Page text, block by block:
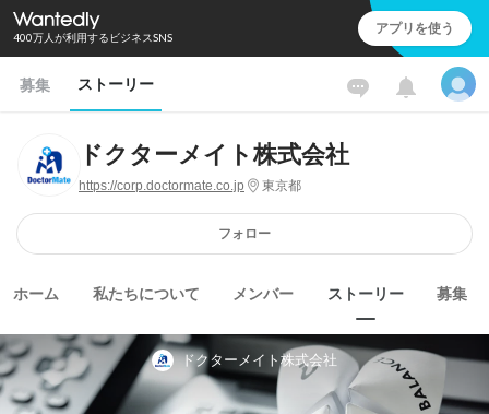
400万人が利用するビジネスSNS アプリを使う
募集 ストーリー
ドクターメイト株式会社
https://corp.doctormate.co.jp 東京都
フォロー
ホーム 私たちについて メンバー ストーリー 募集
ドクターメイト株式会社